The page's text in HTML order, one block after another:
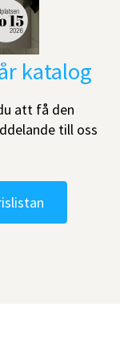
katalog
att få den
till oss